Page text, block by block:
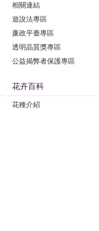
相關連結
遊說法專區
廉政平臺專區
透明晶質獎專區
公益揭弊者保護專區
花卉百科
花種介紹